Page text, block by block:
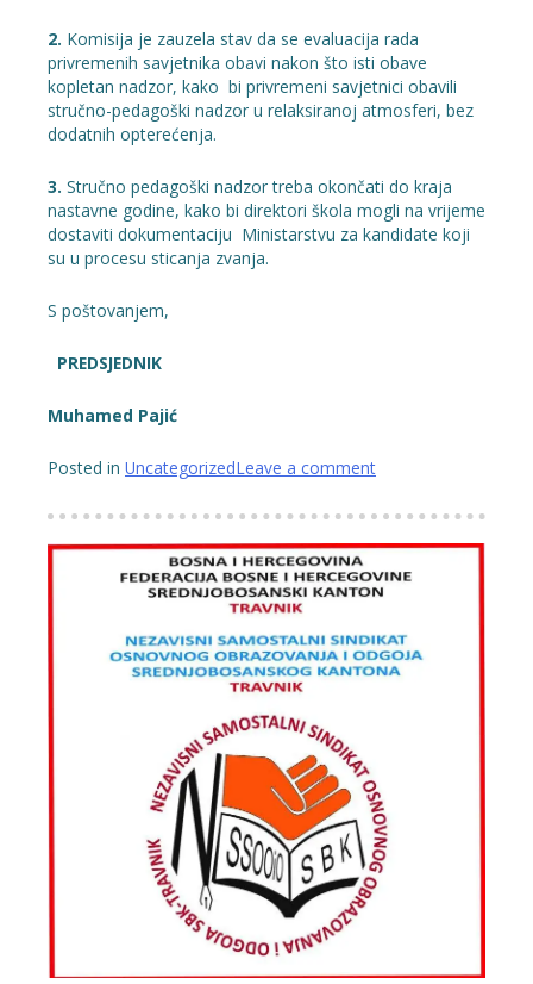
2. Komisija je zauzela stav da se evaluacija rada
privremenih savjetnika obavi nakon što isti obave
kopletan nadzor, kako bi privremeni savjetnici obavili
stručno-pedagoški nadzor u relaksiranoj atmosferi, bez
dodatnih opterećenja.
3. Stručno pedagoški nadzor treba okončati do kraja
nastavne godine, kako bi direktori škola mogli na vrijeme
dostaviti dokumentaciju Ministarstvu za kandidate koji
su u procesu sticanja zvanja.
S poštovanjem,
PREDSJEDNIK
Muhamed Pajić
Posted in UncategorizedLeave a comment